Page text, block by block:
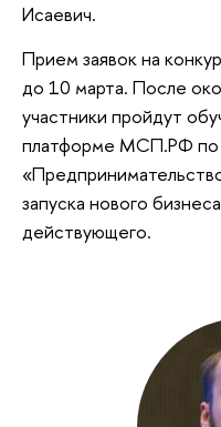
Исаевич.
Прием заявок на
до 10 марта. После
участники пройдут
платформе МСП.РФ по
запуска нового
действующего.